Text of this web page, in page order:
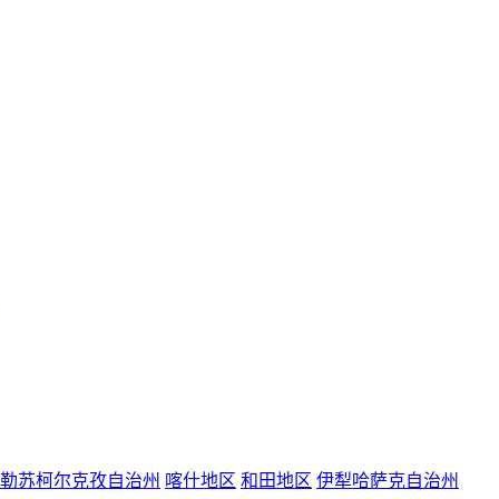
苏柯尔克孜自治州 喀什地区 和田地区 伊犁哈萨克自治州